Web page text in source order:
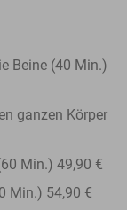
Beine (40 Min.)
ganzen Körper
Min.) 49,90 €
Min.) 54,90 €